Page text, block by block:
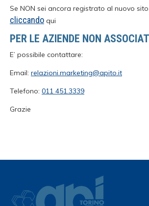
Se NON sei ancora registrato al nuovo
cliccando qui
PER LE AZIENDE NON
E’ possibile contattare:
Email: relazioni.marketing@apito.it
Telefono: 011 451.3339
Grazie